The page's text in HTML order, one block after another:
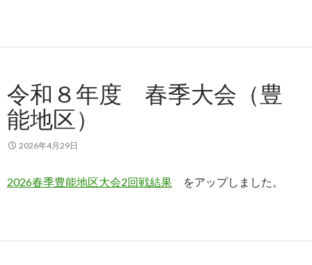
令和８年度 春季大会（豊
能地区）
2026年4月29日
2026春季豊能地区大会2回戦結果 をアップしました。